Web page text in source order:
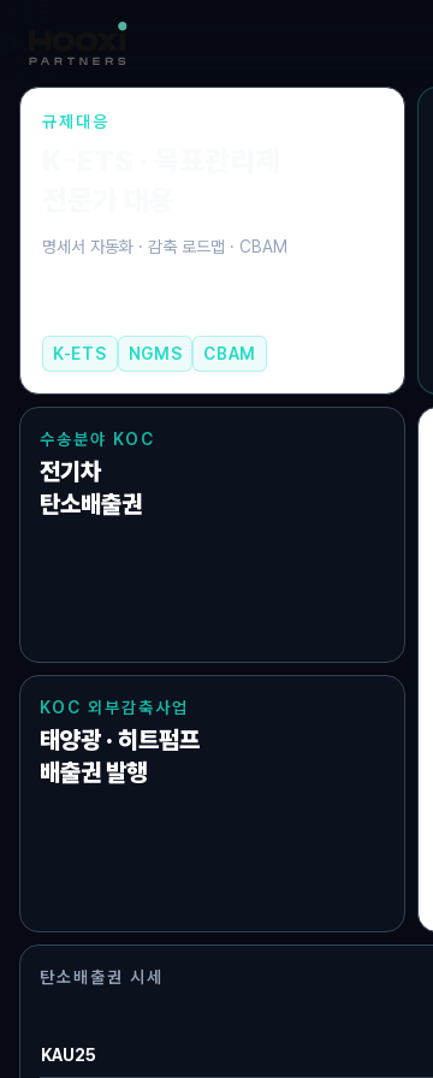
규제대응
명세서 자동화 · 감축 로드맵 · CBAM
K-ETS NGMS CBAM
수송분야 KOC
전기차
탄소배출권
KOC 외부감축사업
태양광 · 히트펌프
배출권 발행
탄소배출권 시세
KAU25